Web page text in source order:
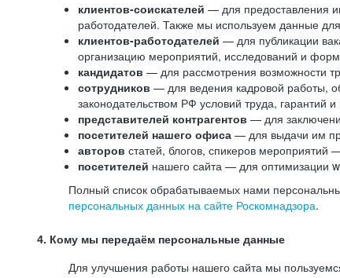
клиентов-соискателей — для предоставления
работодателей. Также мы используем данные
клиентов-работодателей — для публикации
организацию мероприятий, исследований и
кандидатов — для рассмотрения возможности
сотрудников — для ведения кадровой работы,
законодательством РФ условий труда, гарантий
представителей контрагентов — для
посетителей нашего офиса — для выдачи им
авторов статей, блогов, спикеров мероприятий
посетителей нашего сайта — для оптимизации
Полный список обрабатываемых нами
персональных данных на сайте Роскомнадзора.
4. Кому мы передаём персональные данные
Для улучшения работы нашего сайта мы